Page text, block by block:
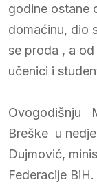
godine ostane
domaćinu, dio
se proda , a
učenici i
Ovogodišnju
Breške u
Dujmović,
Federacije BiH.